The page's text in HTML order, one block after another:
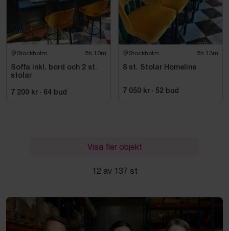
Stockholm 5h 10m
Soffa inkl. bord och 2 st.
stolar
7 200 kr · 64 bud
Stockholm 5h 13m
8 st. Stolar Homeline
7 050 kr · 52 bud
Visa fler objekt
12 av 137 st